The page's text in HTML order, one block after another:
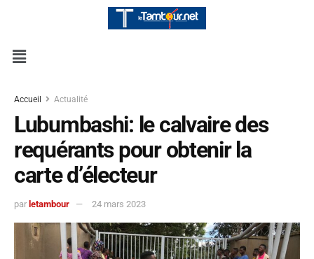
Accueil Actualité
Lubumbashi: le calvaire des
requérants pour obtenir la
carte d’électeur
par letambour 24 mars 2023